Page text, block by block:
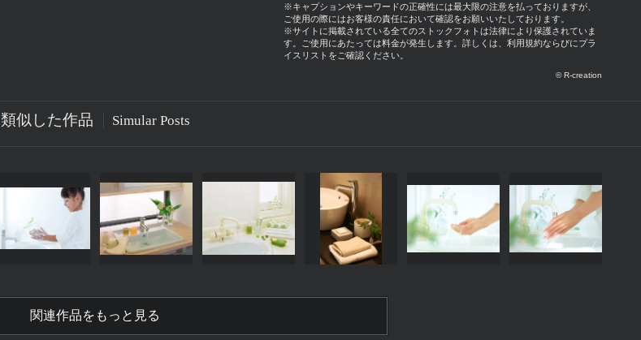
※キャプションやキーワードの正確性には最大限の注意を払っておりますが、
ご使用の際にはお客様の責任において確認をお願いいたしております。
※サイトに掲載されている全てのストックフォトは法律により保護されていま
す。ご使用にあたっては料金が発生します。詳しくは、利用規約ならびにプラ
イスリストをご確認ください。
© R-creation
類似した作品 Simular Posts
関連作品をもっと見る